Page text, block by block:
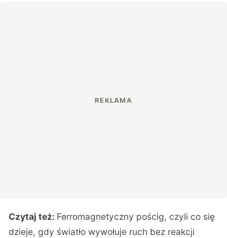
Czytaj też: Ferromagnetyczny pościg, czyli co się
dzieje, gdy światło wywołuje ruch bez reakcji